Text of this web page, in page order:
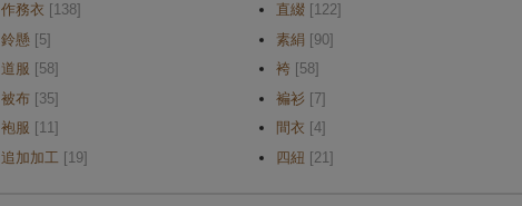
作務衣 [138] 直綴 [122]
鈴懸 [5] 素絹 [90]
道服 [58] 袴 [58]
被布 [35] 褊衫 [7]
袍服 [11] 間衣 [4]
追加加工 [19] 四紐 [21]